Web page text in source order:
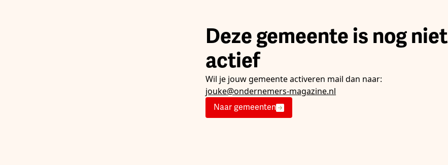
Deze gemeente is nog niet
actief
Wil je jouw gemeente activeren mail dan naar:
jouke@ondernemers-magazine.nl
Naar gemeenten